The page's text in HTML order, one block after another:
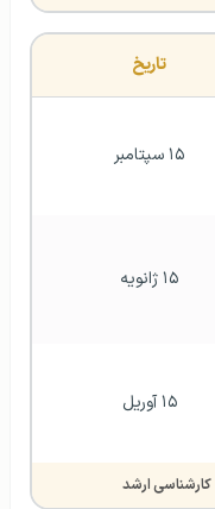
تاریخ
۱۵ سپتامبر
۱۵ ژانویه
۱۵ آوریل
کارشناسی ارشد